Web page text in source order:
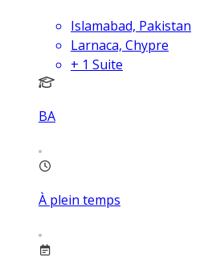
Islamabad, Pakistan
Larnaca, Chypre
+ 1 Suite
BA
À plein temps